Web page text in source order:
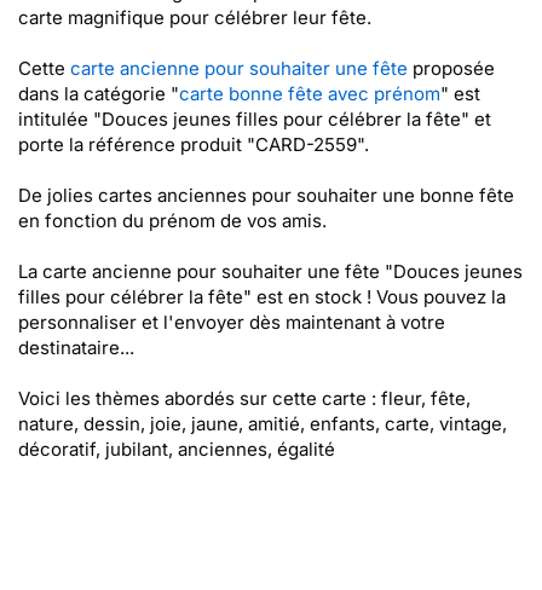
carte magnifique pour célébrer leur fête.
Cette carte ancienne pour souhaiter une fête proposée
dans la catégorie "carte bonne fête avec prénom" est
intitulée "Douces jeunes filles pour célébrer la fête" et
porte la référence produit "CARD-2559".
De jolies cartes anciennes pour souhaiter une bonne fête
en fonction du prénom de vos amis.
La carte ancienne pour souhaiter une fête "Douces jeunes
filles pour célébrer la fête" est en stock ! Vous pouvez la
personnaliser et l'envoyer dès maintenant à votre
destinataire...
Voici les thèmes abordés sur cette carte : fleur, fête,
nature, dessin, joie, jaune, amitié, enfants, carte, vintage,
décoratif, jubilant, anciennes, égalité